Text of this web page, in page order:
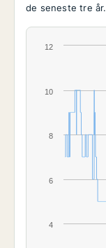
de seneste tre år.
4
6
8
10
12